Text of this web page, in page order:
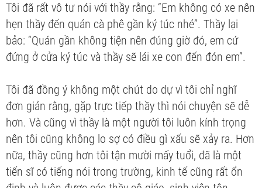
Tôi đã rất vô tư nói với thầy rằng: “Em không có xe nên
hẹn thầy đến quán cà phê gần ký túc nhé”. Thầy lại
bảo: “Quán gần không tiện nên đúng giờ đó, em cứ
đứng ở cửa ký túc và thầy sẽ lái xe con đến đón em”.
Tôi đã đồng ý không một chút do dự vì tôi chỉ nghĩ
đơn giản rằng, gặp trực tiếp thầy thì nói chuyện sẽ dễ
hơn. Và cũng vì thầy là một người tôi luôn kính trọng
nên tôi cũng không lo sợ có điều gì xấu sẽ xảy ra. Hơn
nữa, thầy cũng hơn tôi tận mười mấy tuổi, đã là một
tiến sĩ có tiếng nói trong trường, kinh tế cũng rất ổn